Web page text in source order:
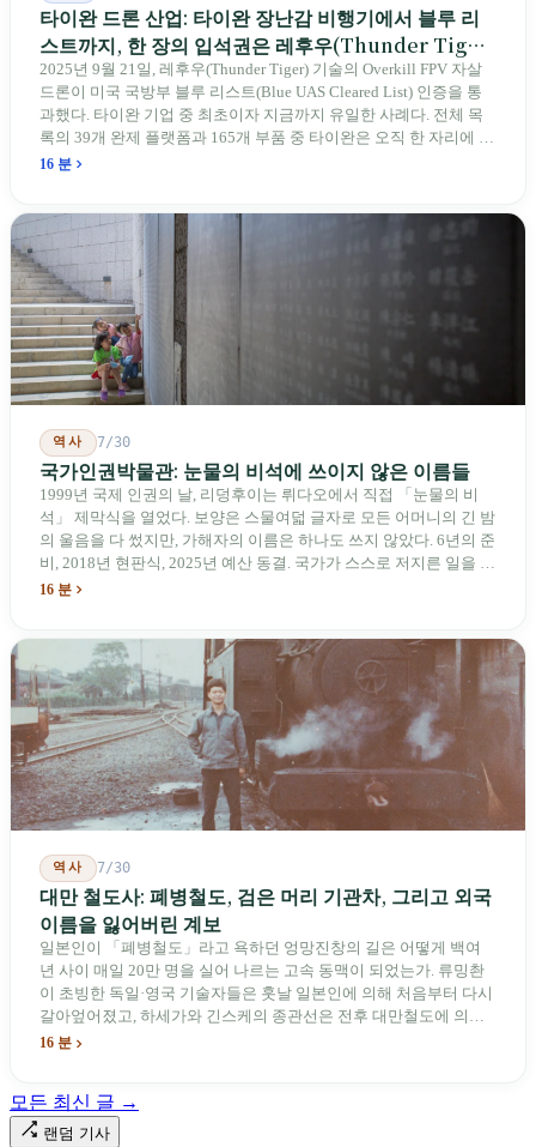
타이완 드론 산업: 타이완 장난감 비행기에서 블루 리
스트까지, 한 장의 입석권은 레후우(Thunder Tiger)
에게
2025년 9월 21일, 레후우(Thunder Tiger) 기술의 Overkill FPV 자살
드론이 미국 국방부 블루 리스트(Blue UAS Cleared List) 인증을 통
과했다. 타이완 기업 중 최초이자 지금까지 유일한 사례다. 전체 목
록의 39개 완제 플랫폼과 165개 부품 중 타이완은 오직 한 자리에 불
과하다. 2026년 4월, 미국 양당 소속 상원의원 4명이 《타이완을 위
를 드러낸다: 타이완의 진입이 너무 느려 미국 스스로가 입법을 통해
장벽을 낮춰야 한다는 점이다. 타이완에서 46년간 원격 조종 장난감
비행기를 만들어 온 한 회사가 오하이오주에 두 번째 공장을 건설할
계획을 세우고 있다.
16 분
역사 7/30
국가인권박물관: 눈물의 비석에 쓰이지 않은 이름들
1999년 국제 인권의 날, 리덩후이는 뤼다오에서 직접 「눈물의 비
석」 제막식을 열었다. 보양은 스물여덟 글자로 모든 어머니의 긴 밤
의 울음을 다 썼지만, 가해자의 이름은 하나도 쓰지 않았다. 6년의 준
비, 2018년 현판식, 2025년 예산 동결. 국가가 스스로 저지른 일을 기
념하기 위해 스스로 세운 박물관. 계엄 해제 39년 동안 사법 재판을
16 분
역사 7/30
대만 철도사: 폐병철도, 검은 머리 기관차, 그리고 외국
이름을 잃어버린 계보
일본인이 「폐병철도」라고 욕하던 엉망진창의 길은 어떻게 백여
년 사이 매일 20만 명을 실어 나르는 고속 동맥이 되었는가. 류밍촨
이 초빙한 독일·영국 기술자들은 훗날 일본인에 의해 처음부터 다시
갈아엎어졌고, 하세가와 긴스케의 종관선은 전후 대만철도에 의해
이름과 번호가 바뀌었다. 세대마다 앞선 세대의 기록을 주석으로 밀
다. 마침내 푸유마·타로코 세대에 이르러서야 원주민 지명이 다시 철
로 위에 깔렸다.
16 분
모든 최신 글 →
랜덤 기사